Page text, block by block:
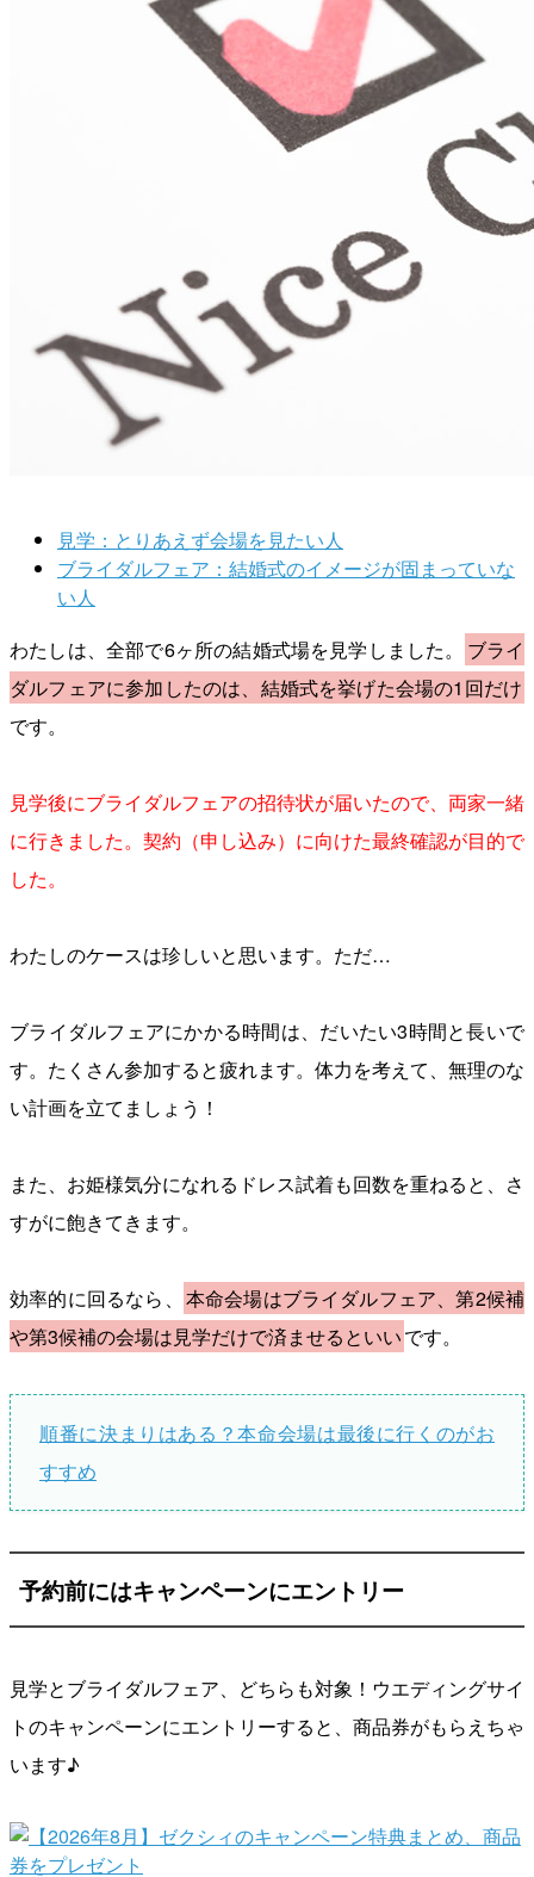
見学：とりあえず会場を見たい人
ブライダルフェア：結婚式のイメージが固まっていな
い人
わたしは、全部で6ヶ所の結婚式場を見学しました。
ブライ
ダルフェアに参加したのは、結婚式を挙げた会場の1回だけ
です。
見学後にブライダルフェアの招待状が届いたので、両家一緒
に行きました。契約（申し込み）に向けた最終確認が目的で
した。
わたしのケースは珍しいと思います。ただ…
ブライダルフェアにかかる時間は、だいたい3時間と長いで
す。たくさん参加すると疲れます。体力を考えて、無理のな
い計画を立てましょう！
また、お姫様気分になれるドレス試着も回数を重ねると、さ
すがに飽きてきます。
効率的に回るなら、 本命会場はブライダルフェア、第2候補
や第3候補の会場は見学だけで済ませるといいです。
順番に決まりはある？本命会場は最後に行くのがお
すすめ
予約前にはキャンペーンにエントリー
見学とブライダルフェア、どちらも対象！ウエディングサイ
トのキャンペーンにエントリーすると、商品券がもらえちゃ
います♪